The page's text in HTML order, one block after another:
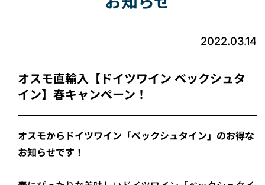
2022.03.14
オスモ直輸入【ドイツワイン ベックシュタ
イン】春キャンペーン！
オスモからドイツワイン「ベックシュタイン」のお得な
お知らせです！